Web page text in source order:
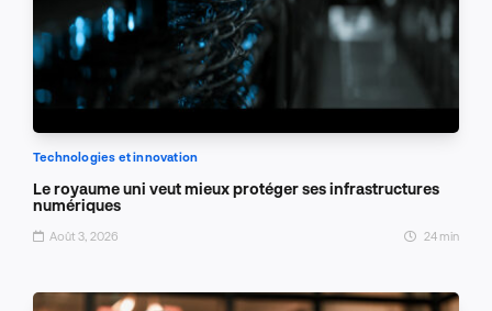
Technologies et innovation
Le royaume uni veut mieux protéger ses infrastructures
numériques
Août 3, 2026 24 min